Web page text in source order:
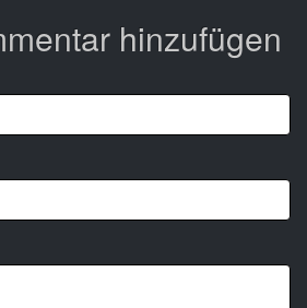
hinzufügen